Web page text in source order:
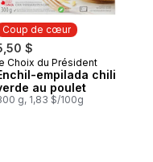
Coup de cœur
$
de cœur
Choix du Président
empilada chili
au poulet
g, 1,83 $/100g